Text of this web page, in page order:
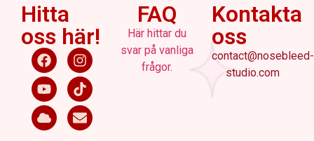
FAQ
Här hittar du
svar på vanliga
frågor.
Hitta
oss här!
Kontakta
oss
contact@nosebleed-
studio.com